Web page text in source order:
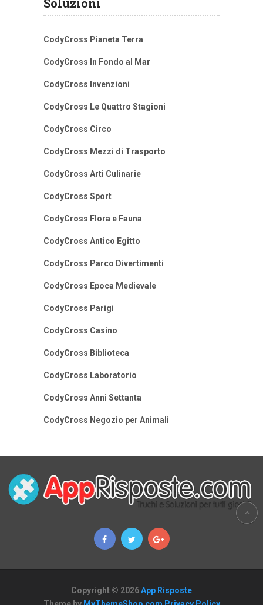
Soluzioni
CodyCross Pianeta Terra
CodyCross In Fondo al Mar
CodyCross Invenzioni
CodyCross Le Quattro Stagioni
CodyCross Circo
CodyCross Mezzi di Trasporto
CodyCross Arti Culinarie
CodyCross Sport
CodyCross Flora e Fauna
CodyCross Antico Egitto
CodyCross Parco Divertimenti
CodyCross Epoca Medievale
CodyCross Parigi
CodyCross Casino
CodyCross Biblioteca
CodyCross Laboratorio
CodyCross Anni Settanta
CodyCross Negozio per Animali
Copyright © 2026App Risposte